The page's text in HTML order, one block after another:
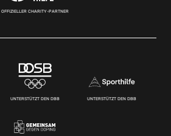
OFFIZIELLER CHARITY-PARTNER
UNTERSTÜTZT DEN DBB UNTERSTÜTZT DEN DBB